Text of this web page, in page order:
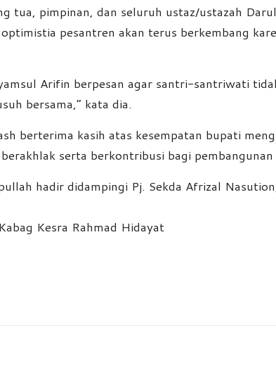
tua, pimpinan, dan seluruh ustaz/ustazah
pesantren akan terus berkembang
Arifin berpesan agar santri-santriwati
bersama,” kata dia.
berterima kasih atas kesempatan bupati
serta berkontribusi bagi
hadir didampingi Pj. Sekda Afrizal
Kesra Rahmad Hidayat